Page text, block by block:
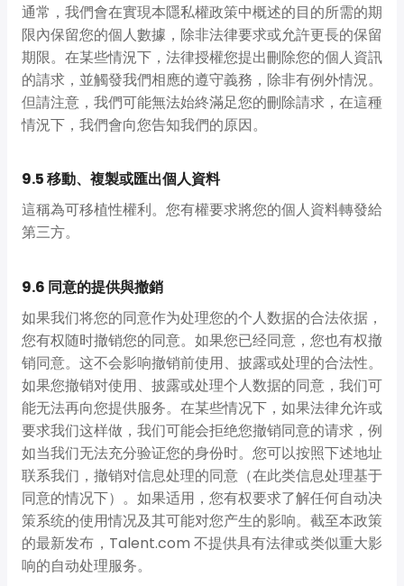
通常，我們會在實現本隱私權政策中概述的目的所需的期
限內保留您的個人數據，除非法律要求或允許更長的保留
期限。在某些情況下，法律授權您提出刪除您的個人資訊
的請求，並觸發我們相應的遵守義務，除非有例外情況。
但請注意，我們可能無法始終滿足您的刪除請求，在這種
情況下，我們會向您告知我們的原因。
9.5 移動、複製或匯出個人資料
這稱為可移植性權利。您有權要求將您的個人資料轉發給
第三方。
9.6 同意的提供與撤銷
如果我们将您的同意作为处理您的个人数据的合法依据，
您有权随时撤销您的同意。如果您已经同意，您也有权撤
销同意。这不会影响撤销前使用、披露或处理的合法性。
如果您撤销对使用、披露或处理个人数据的同意，我们可
能无法再向您提供服务。在某些情况下，如果法律允许或
要求我们这样做，我们可能会拒绝您撤销同意的请求，例
如当我们无法充分验证您的身份时。您可以按照下述地址
联系我们，撤销对信息处理的同意（在此类信息处理基于
同意的情况下）。如果适用，您有权要求了解任何自动决
策系统的使用情况及其可能对您产生的影响。截至本政策
的最新发布，Talent.com 不提供具有法律或类似重大影
响的自动处理服务。